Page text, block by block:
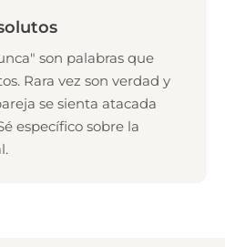
son palabras que
Rara vez son verdad y
se sienta atacada
específico sobre la